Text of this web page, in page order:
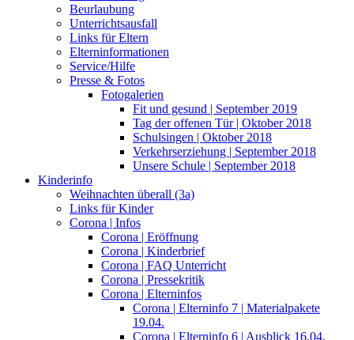
Beurlaubung
Unterrichtsausfall
Links für Eltern
Elterninformationen
Service/Hilfe
Presse & Fotos
Fotogalerien
Fit und gesund | September 2019
Tag der offenen Tür | Oktober 2018
Schulsingen | Oktober 2018
Verkehrserziehung | September 2018
Unsere Schule | September 2018
Kinderinfo
Weihnachten überall (3a)
Links für Kinder
Corona | Infos
Corona | Eröffnung
Corona | Kinderbrief
Corona | FAQ Unterricht
Corona | Pressekritik
Corona | Elterninfos
Corona | Elterninfo 7 | Materialpakete
19.04.
Corona | Elterninfo 6 | Ausblick 16.04.